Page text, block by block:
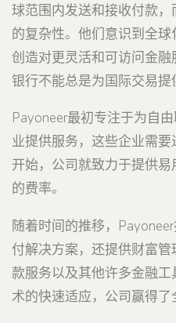
球范围内发送和接收付款
的复杂性。他们意识到全
创造对更灵活和可访问金
银行不能总是为国际交易提
Payoneer最初专注于为自
业提供服务，这些企业需
开始，公司就致力于提供
的费率。
随着时间的推移，
付解决方案，还提供财富
款服务以及其他许多金融
术的快速适应，公司赢得了